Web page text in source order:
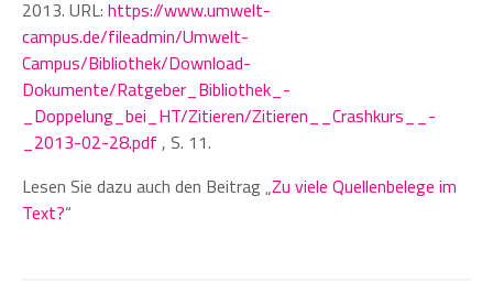
2013. URL: https://www.umwelt-
campus.de/fileadmin/Umwelt-
Campus/Bibliothek/Download-
Dokumente/Ratgeber_Bibliothek_-
_Doppelung_bei_HT/Zitieren/Zitieren__Crashkurs__-
_2013-02-28.pdf , S. 11.
Lesen Sie dazu auch den Beitrag „Zu viele Quellenbelege im
Text?“